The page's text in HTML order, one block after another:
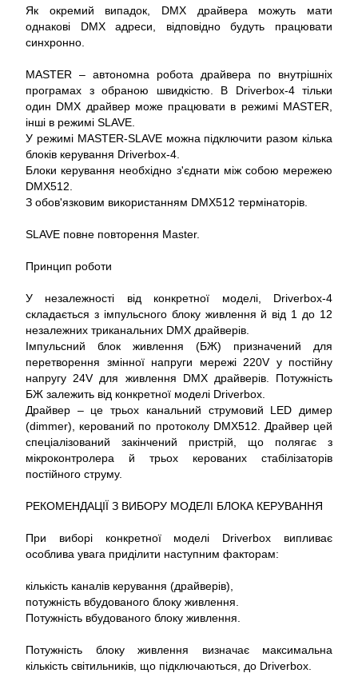
Як окремий випадок, DMX драйвера можуть мати
однакові DMX адреси, відповідно будуть працювати
синхронно.
MASTER – автономна робота драйвера по внутрішніх
програмах з обраною швидкістю. В Driverbox-4 тільки
один DMX драйвер може працювати в режимі MASTER,
інші в режимі SLAVE.
У режимі MASTER-SLAVE можна підключити разом кілька
блоків керування Driverbox-4.
Блоки керування необхідно з'єднати між собою мережею
DMX512.
З обов'язковим використанням DMX512 термінаторів.
SLAVE повне повторення Master.
Принцип роботи
У незалежності від конкретної моделі, Driverbox-4
складається з імпульсного блоку живлення й від 1 до 12
незалежних триканальних DMX драйверів.
Імпульсний блок живлення (БЖ) призначений для
перетворення змінної напруги мережі 220V у постійну
напругу 24V для живлення DMX драйверів. Потужність
БЖ залежить від конкретної моделі Driverbox.
Драйвер – це трьох канальний струмовий LED димер
(dimmer), керований по протоколу DMX512. Драйвер цей
спеціалізований закінчений пристрій, що полягає з
мікроконтролера й трьох керованих стабілізаторів
постійного струму.
РЕКОМЕНДАЦІЇ З ВИБОРУ МОДЕЛІ БЛОКА КЕРУВАННЯ
При виборі конкретної моделі Driverbox випливає
особлива увага приділити наступним факторам:
кількість каналів керування (драйверів),
потужність вбудованого блоку живлення.
Потужність вбудованого блоку живлення.
Потужність блоку живлення визначає максимальна
кількість світильників, що підключаються, до Driverbox.